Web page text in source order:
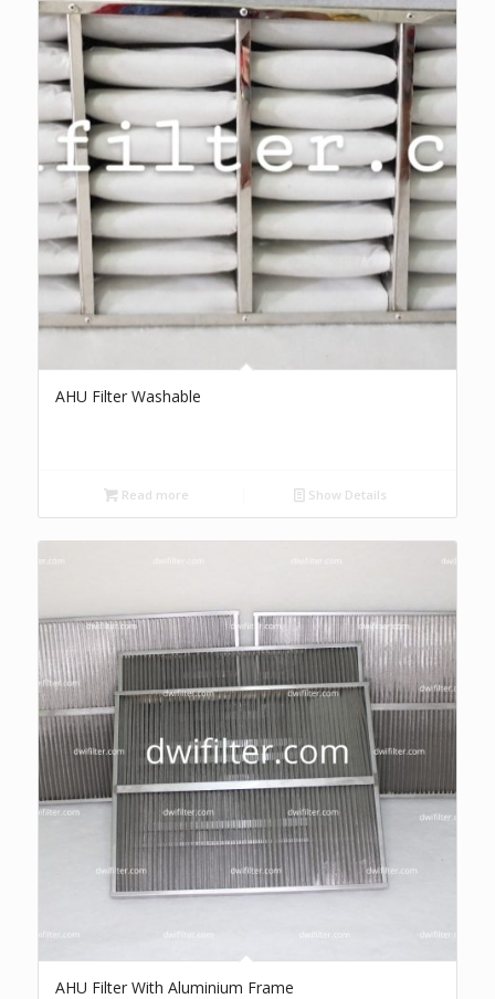
AHU Filter Washable
Read more Show Details
AHU Filter With Aluminium Frame